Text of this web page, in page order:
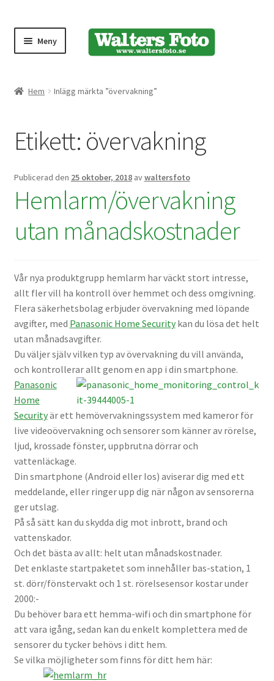
Meny
Bärremmar
Väskor
Objektiv Nikon
Objektiv övriga
Objektivlock
Motljusskydd
Övriga objektivtillbehör & filter
Handkikare
Tubkikare
Kikare Tillbehör
Step-ringar
DVD/CD/Tape
Minneskort
Hem Inlägg märkta ”övervakning”
Etikett: övervakning
Publicerad den 25 oktober, 2018 avwaltersfoto
Hemlarm/övervakning
utan månadskostnader
Vår nya produktgrupp hemlarm har väckt stort intresse,
allt fler vill ha kontroll över hemmet och dess omgivning.
Flera säkerhetsbolag erbjuder övervakning med löpande
avgifter, med Panasonic Home Securitykan du lösa det helt
utan månadsavgifter.
Du väljer själv vilken typ av övervakning du vill använda,
och kontrollerar allt genom en app i din smartphone.
Panasonic
Home
Securityär ett hemövervakningssystem med kameror för
live videoövervakning och sensorer som känner av rörelse,
ljud, krossade fönster, uppbrutna dörrar och
vattenläckage.
Din smartphone (Android eller Ios) aviserar dig med ett
meddelande, eller ringer upp dig när någon av sensorerna
ger utslag.
På så sätt kan du skydda dig mot inbrott, brand och
vattenskador.
Och det bästa av allt: helt utan månadskostnader.
Det enklaste startpaketet som innehåller bas-station, 1
st. dörr/fönstervakt och 1 st. rörelsesensor kostar under
2000:-
Du behöver bara ett hemma-wifi och din smartphone för
att vara igång, sedan kan du enkelt komplettera med de
sensorer du tycker behövs i ditt hem.
Se vilka möjligheter som finns för ditt hem här: